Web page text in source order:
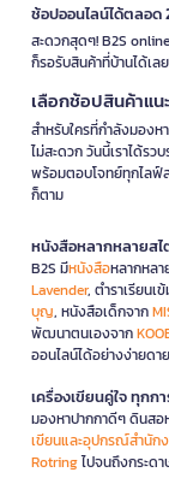
ช้อปออนไลน์ได้ตลอด
สะดวกสุดๆ! B2S
ก็รอรับสินค้าที่บ้านได้เล
เลือกช้อปสินค้าแน
สำหรับใครที่กำลังมองห
ไม่สะดวก วันนี้เราได้ร
พร้อมตอบโจทย์ทุกไลฟ์
ก็ตาม
หนังสือหลากหลายส
B2S มีหนังสือหลากหล
Lavender, ตำราเรียนเ
บุญ, หนังสือเด็กจาก
พัฒนาตนเองจาก
ออนไลน์ได้อย่างง่ายด
เครื่องเขียนคู่ใจ ทุกก
มองหาปากกาดีๆ ดินส
เขียนและอุปกรณ์สำนัก
Rotringไปจนถึงกระดา